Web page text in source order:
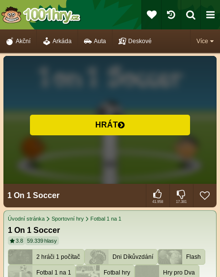
Více
Akční Arkáda Auta Deskové
HRÁT
1 On 1 Soccer
41.958 17.381
Úvodní stránka Sportovní hry Fotbal 1 na 1
1 On 1 Soccer
3.8 59.339 hlasy
2 hráči 1 počítač Dni Díkůvzdání Flash
Fotbal 1 na 1 Fotbal hry Hry pro Dva